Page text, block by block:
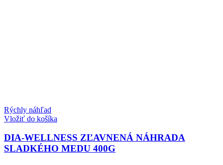
Rýchly náhľad
Vložiť do košíka
DIA-WELLNESS ZĽAVNENÁ NÁHRADA
SLADKÉHO MEDU 400G